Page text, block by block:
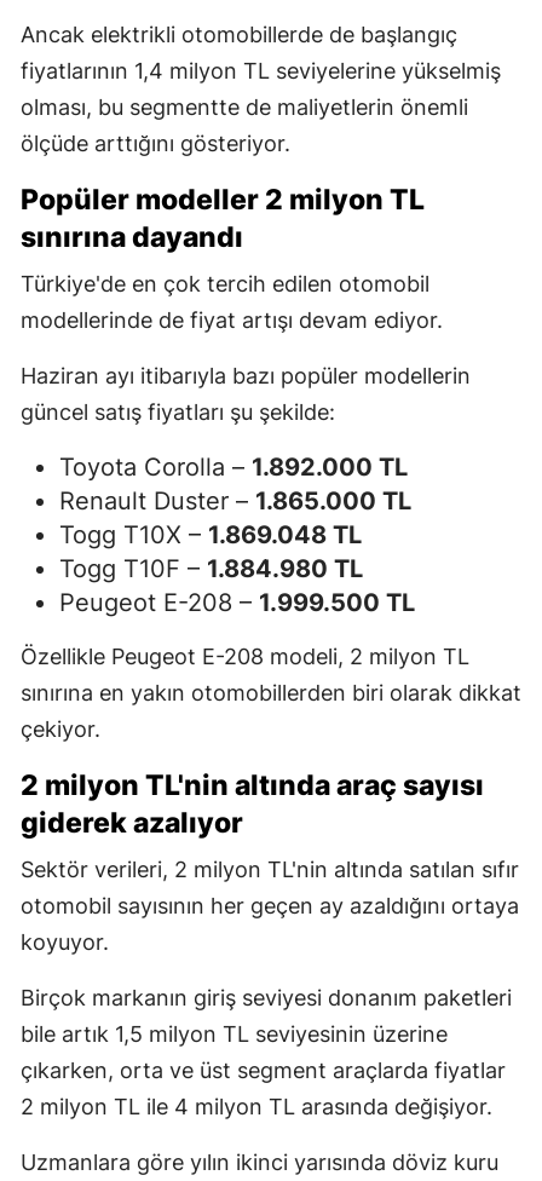
Ancak elektrikli otomobillerde de başlangıç
fiyatlarının 1,4 milyon TL seviyelerine yükselmiş
olması, bu segmentte de maliyetlerin önemli
ölçüde arttığını gösteriyor.
Popüler modeller 2 milyon TL
sınırına dayandı
Türkiye'de en çok tercih edilen otomobil
modellerinde de fiyat artışı devam ediyor.
Haziran ayı itibarıyla bazı popüler modellerin
güncel satış fiyatları şu şekilde:
Toyota Corolla – 1.892.000 TL
Renault Duster – 1.865.000 TL
Togg T10X – 1.869.048 TL
Togg T10F – 1.884.980 TL
Peugeot E-208 – 1.999.500 TL
Özellikle Peugeot E-208 modeli, 2 milyon TL
sınırına en yakın otomobillerden biri olarak dikkat
çekiyor.
2 milyon TL'nin altında araç sayısı
giderek azalıyor
Sektör verileri, 2 milyon TL'nin altında satılan sıfır
otomobil sayısının her geçen ay azaldığını ortaya
koyuyor.
Birçok markanın giriş seviyesi donanım paketleri
bile artık 1,5 milyon TL seviyesinin üzerine
çıkarken, orta ve üst segment araçlarda fiyatlar
2 milyon TL ile 4 milyon TL arasında değişiyor.
Uzmanlara göre yılın ikinci yarısında döviz kuru